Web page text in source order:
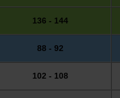
136 - 144
88 - 92
102 - 108